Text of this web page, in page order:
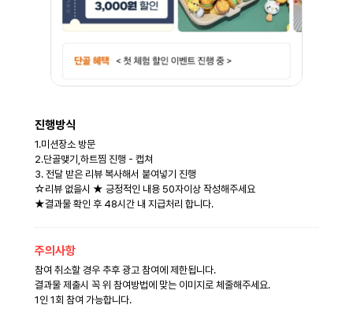
진행방식
1.미션장소 방문
2.단골맺기,하트찜 진행 - 캡쳐
3. 전달 받은 리뷰 복사해서 붙여넣기 진행
☆리뷰 없을시 ★ 긍정적인 내용 50자이상 작성해주세요
★결과물 확인 후 48시간 내 지급처리 합니다.
주의사항
참여 취소할 경우 추후 광고 참여에 제한됩니다.
결과물 제출시 꼭 위 참여방법에 맞는 이미지로 체줄해주세요.
1인 1회 참여 가능합니다.